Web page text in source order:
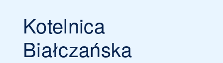
Kotelnica
Białczańska